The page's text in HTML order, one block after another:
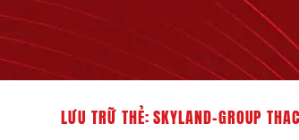
LƯU TRỮ THẺ:SKYLAND-GROUP